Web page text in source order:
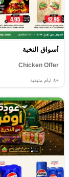
أسواق النخبة
Chicken Offer
+٨ ايام متبقية